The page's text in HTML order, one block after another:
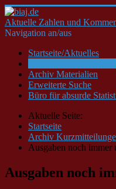
Aktuelle Zahlen und
Navigation an/aus
Startseite/Aktuelles
Archiv Materialien
Erweiterte Suche
Büro für absurde
Aktuelle Seite:
Startseite
Archiv
Ausgaben noch
Ausgaben noch